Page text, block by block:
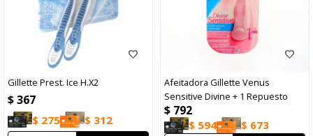
Gillette Prest. Ice H.X2
$367
$ 275 $ 312
Afeitadora Gillette Venus
Sensitive Divine + 1 Repuesto
$ 792
$ 594 $ 673